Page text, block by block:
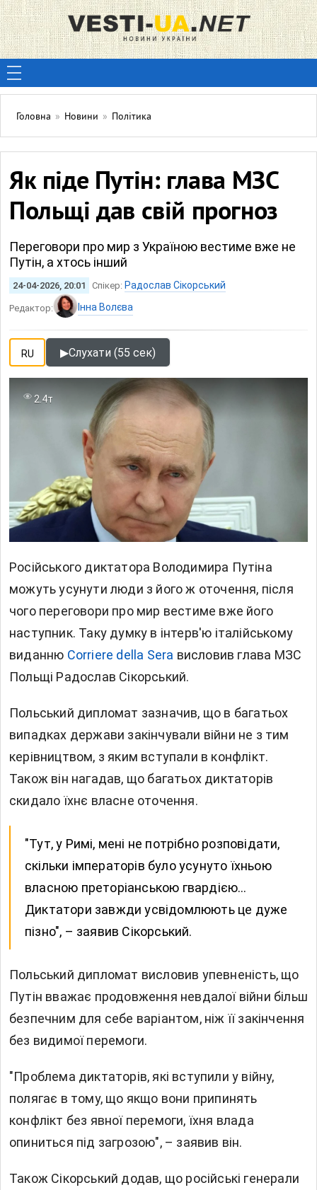
Головна » Новини » Політика
Як піде Путін: глава МЗС
Польщі дав свій прогноз
Переговори про мир з Україною вестиме вже не
Путін, а хтось інший
24-04-2026, 20:01 Спікер: Радослав Сікорський
Редактор: Інна Волєва
RU ▶Слухати (55 сек)
2.4т
Російського диктатора Володимира Путіна
можуть усунути люди з його ж оточення, після
чого переговори про мир вестиме вже його
наступник. Таку думку в інтерв'ю італійському
виданню Corriere della Sera висловив глава МЗС
Польщі Радослав Сікорський.
Польський дипломат зазначив, що в багатьох
випадках держави закінчували війни не з тим
керівництвом, з яким вступали в конфлікт.
Також він нагадав, що багатьох диктаторів
скидало їхнє власне оточення.
"Тут, у Римі, мені не потрібно розповідати,
скільки імператорів було усунуто їхньою
власною преторіанською гвардією…
Диктатори завжди усвідомлюють це дуже
пізно", – заявив Сікорський.
Польський дипломат висловив упевненість, що
Путін вважає продовження невдалої війни більш
безпечним для себе варіантом, ніж її закінчення
без видимої перемоги.
"Проблема диктаторів, які вступили у війну,
полягає в тому, що якщо вони припинять
конфлікт без явної перемоги, їхня влада
опиниться під загрозою", – заявив він.
Також Сікорський додав, що російські генерали